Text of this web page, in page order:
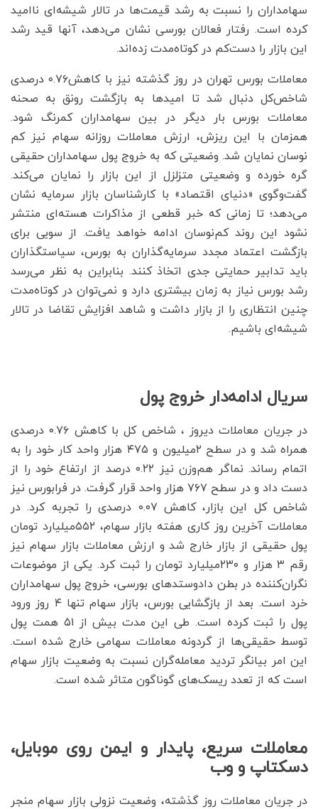
سهامداران را نسبت به رشد قیمت‌ها در تالار شیشه‌‌‌‌‌‌‌‌‌‌‌‌‌‌‌ای ناامید
کرده است. رفتار فعالان بورسی نشان می‌دهد، آنها قید رشد
این بازار را دست‌کم در کوتاه‌مدت زده‌اند.
معاملات بورس تهران در روز گذشته نیز با کاهش۰.۷۶ درصدی
شاخص‌کل دنبال شد تا امیدها به بازگشت رونق به صحنه
معاملات بورس بار دیگر در بین سهامداران کمرنگ شود.
همزمان با این ریزش، ارزش معاملات روزانه سهام نیز کم
نوسان نمایان شد. وضعیتی که به خروج پول سهامداران حقیقی
گره خورده و وضعیتی متزلزل از این بازار را نمایان می‌کند.
گفت‌وگوی «دنیای اقتصاد» با کارشناسان بازار سرمایه نشان
می‌دهد؛ تا زمانی که خبر قطعی از مذاکرات هسته‌‌‌‌‌‌‌‌‌‌‌‌‌‌‌ای منتشر
نشود این روند کم‌‌‌‌‌‌‌‌‌‌‌‌‌‌‌نوسان ادامه خواهد یافت. از سویی برای
بازگشت اعتماد مجدد سرمایه‌‌‌‌‌‌‌‌‌‌‌‌‌‌‌گذاران به بورس، سیاستگذاران
باید تدابیر حمایتی جدی اتخاذ کنند. بنابراین به نظر می‌رسد
رشد بورس نیاز به زمان بیشتری دارد و نمی‌توان در کوتاه‌‌‌‌‌‌‌‌‌‌‌‌‌‌‌مدت
چنین انتظاری را از بازار داشت و شاهد افزایش تقاضا در تالار
شیشه‌‌‌‌‌‌‌‌‌‌‌‌‌‌‌ای باشیم.
سریال ادامه‌دار خروج پول
در جریان معاملات دیروز ، شاخص کل با کاهش ۰.۷۶ درصدی
همراه شد و در سطح ۲‌میلیون و ۴۷۵ هزار واحد کار خود را به
اتمام رساند. نماگر هم‌وزن نیز ۰.۲۲ درصد از ارتفاع خود را از
دست داد و در سطح ۷۶۷ هزار واحد قرار گرفت. در فرابورس نیز
شاخص کل این بازار، کاهش ۰.۰۷ درصدی را تجربه کرد. در
معاملات آخرین روز کاری هفته بازار سهام، ۵۵۲‌میلیارد تومان
پول حقیقی از بازار خارج شد و ارزش معاملات بازار سهام نیز
رقم ۳ هزار و ۲۳۰میلیارد تومان را ثبت کرد. یکی از موضوعات
نگران‌کننده در بطن داد‌و‌ستدهای بورسی، خروج پول سهامداران
خرد است. بعد از بازگشایی بورس، ‌بازار سهام تنها ۴ روز ورود
پول را ثبت کرده است. طی این مدت بیش از ۵۱ همت پول
توسط حقیقی‌ها از گردونه معاملات سهامی خارج شده است.
این امر بیانگر تردید معامله‌گران نسبت به وضعیت بازار سهام
است که از تعدد ریسک‌های گوناگون متاثر شده است.
معاملات سریع، پایدار و ایمن روی موبایل،
دسکتاپ و وب
در جریان معاملات روز گذشته، وضعیت نزولی بازار سهام منجر